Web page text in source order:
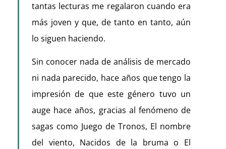
tantas lecturas me regalaron cuando era
más joven y que, de tanto en tanto, aún
lo siguen haciendo.
Sin conocer nada de análisis de mercado
ni nada parecido, hace años que tengo la
impresión de que este género tuvo un
auge hace años, gracias al fenómeno de
sagas como Juego de Tronos, El nombre
del viento, Nacidos de la bruma o El